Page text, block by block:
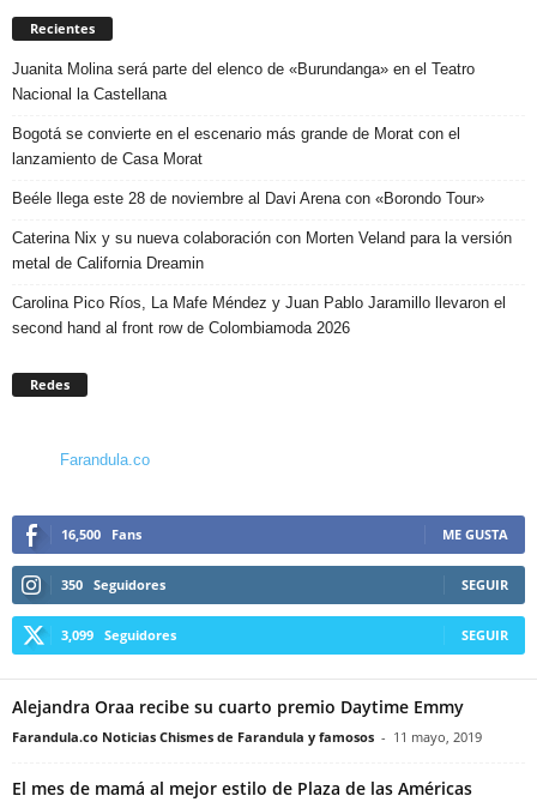
Recientes
Juanita Molina será parte del elenco de «Burundanga» en el Teatro
Nacional la Castellana
Bogotá se convierte en el escenario más grande de Morat con el
lanzamiento de Casa Morat
Beéle llega este 28 de noviembre al Davi Arena con «Borondo Tour»
Caterina Nix y su nueva colaboración con Morten Veland para la versión
metal de California Dreamin
Carolina Pico Ríos, La Mafe Méndez y Juan Pablo Jaramillo llevaron el
second hand al front row de Colombiamoda 2026
Redes
Farandula.co
16,500 Fans ME GUSTA
350 Seguidores SEGUIR
3,099 Seguidores SEGUIR
Alejandra Oraa recibe su cuarto premio Daytime Emmy
Farandula.co Noticias Chismes de Farandula y famosos - 11 mayo, 2019
El mes de mamá al mejor estilo de Plaza de las Américas